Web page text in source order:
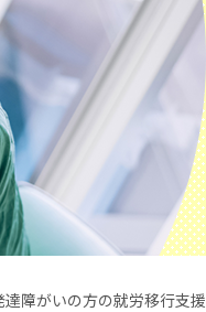
達障がいの方の就労移行支援